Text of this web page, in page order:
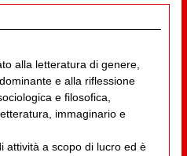
alla letteratura di genere,
e alla riflessione
e filosofica,
immaginario e
attività a scopo di lucro ed è